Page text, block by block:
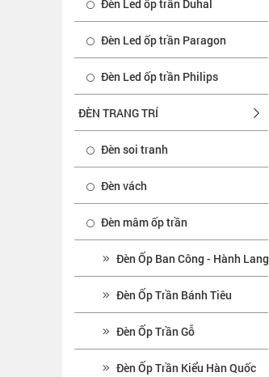
Đèn Led ốp trần Duhal
Đèn Led ốp trần Paragon
Đèn Led ốp trần Philips
ĐÈN TRANG TRÍ
Đèn soi tranh
Đèn vách
Đèn mâm ốp trần
Đèn Ốp Ban Công - Hành Lang
Đèn Ốp Trần Bánh Tiêu
Đèn Ốp Trần Gỗ
Đèn Ốp Trần Kiểu Hàn Quốc